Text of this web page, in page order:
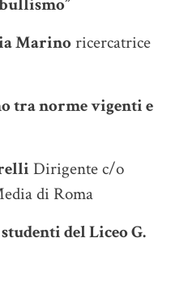
Marinoricercatrice
norme vigenti e
Dirigente c/o
di Roma
del Liceo G.